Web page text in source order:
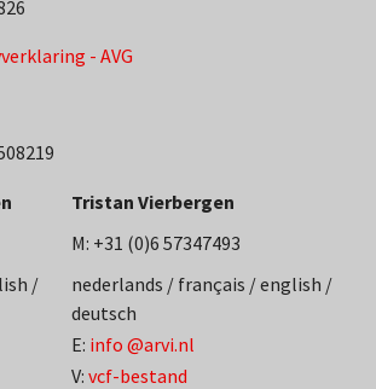
- AVG
Tristan Vierbergen
M: +31 (0)6 57347493
/
nederlands / français / english /
deutsch
E: info @arvi.nl
V: vcf-bestand